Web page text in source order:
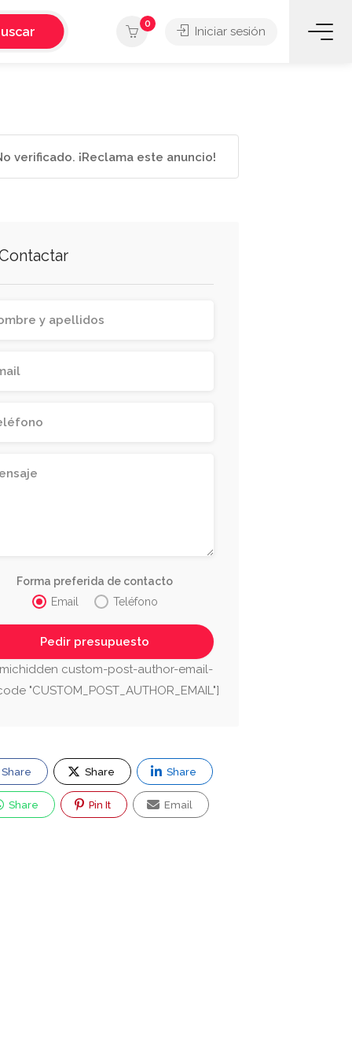
0
Iniciar sesión
verificado. ¡Reclama este anuncio!
Forma preferida de contacto
Email
Teléfono
custom-post-author-email-
"CUSTOM_POST_AUTHOR_EMAIL"]
Share Share Share
Share Pin It Email